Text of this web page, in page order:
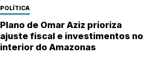
POLÍTICA
Plano de Omar Aziz prioriza
ajuste fiscal e investimentos no
interior do Amazonas